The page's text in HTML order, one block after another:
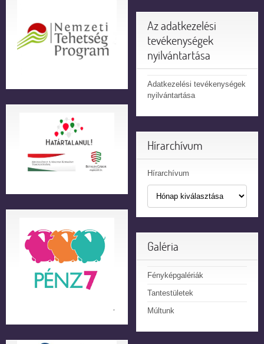
Az adatkezelési
tevékenységek
nyilvántartása
Adatkezelési tevékenységek
nyilvántartása
Hírarchívum
Hírarchívum
Galéria
Fényképgalériák
Tantestületek
Múltunk